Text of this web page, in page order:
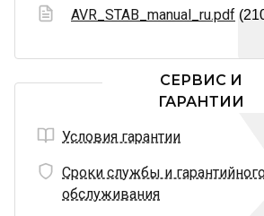
AVR_STAB_manual_ru.pdf
СЕРВИС И
ГАРАНТИИ
Условия гарантии
Сроки службы и
обслуживания